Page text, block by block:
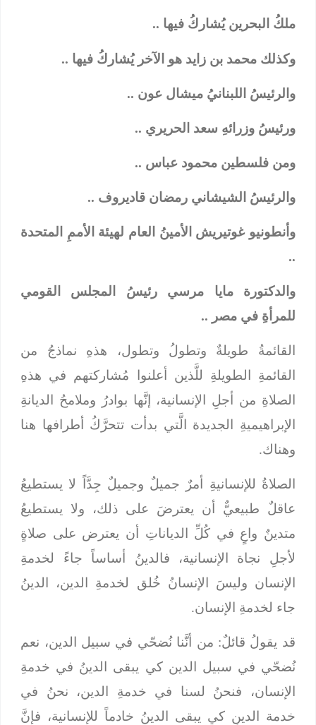
ملكُ البحرين يُشاركُ فيها ..
وكذلك محمد بن زايد هو الآخر يُشاركُ فيها ..
والرئيسُ اللبنانيُ ميشال عون ..
ورئيسُ وزرائهِ سعد الحريري ..
ومن فلسطين محمود عباس ..
والرئيسُ الشيشاني رمضان قاديروف ..
وأنطونيو غوتيريش الأمينُ العام لهيئة الأممِ المتحدة
..
والدكتورة مايا مرسي رئيسُ المجلس القومي
للمرأةِ في مصر ..
القائمةُ طويلةٌ وتطولُ وتطول، هذهِ نماذجُ من
القائمةِ الطويلةِ للَّذين أعلنوا مُشاركتهم في هذهِ
الصلاةِ من أجلِ الإنسانية، إنَّها بوادرُ وملامحُ الديانةِ
الإبراهيميةِ الجديدة الَّتي بدأت تتحرَّكُ أطرافها هنا
وهناك.
الصلاةُ للإنسانيةِ أمرٌ جميلٌ وجميلٌ جِدَّاً لا يستطيعُ
عاقلٌ طبيعيٌّ أن يعترضَ على ذلك، ولا يستطيعُ
متدينٌ واعٍ في كُلِّ الدياناتِ أن يعترض على صلاةٍ
لأجلِ نجاة الإنسانية، فالدينُ أساساً جاءً لخدمةِ
الإنسان وليسَ الإنسانُ خُلق لخدمةِ الدين، الدينُ
جاء لخدمةِ الإنسان.
قد يقولُ قائلٌ: من أنَّنا نُضحّي في سبيل الدين، نعم
نُضحّي في سبيل الدين كي يبقى الدينُ في خدمةِ
الإنسان، فنحنُ لسنا في خدمةِ الدين، نحنُ في
خدمة الدينِ كي يبقى الدينُ خادماً للإنسانية، فإنَّ